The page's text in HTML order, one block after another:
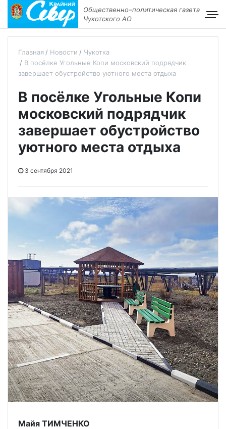
Общественно–политическая газета
Чукотского АО
Главная Новости
Чукотка
В посёлке Угольные Копи московский подрядчик
завершает обустройство уютного места отдыха
В посёлке Угольные Копи
московский подрядчик
завершает обустройство
уютного места отдыха
3 сентября 2021
Майя ТИМЧЕНКО